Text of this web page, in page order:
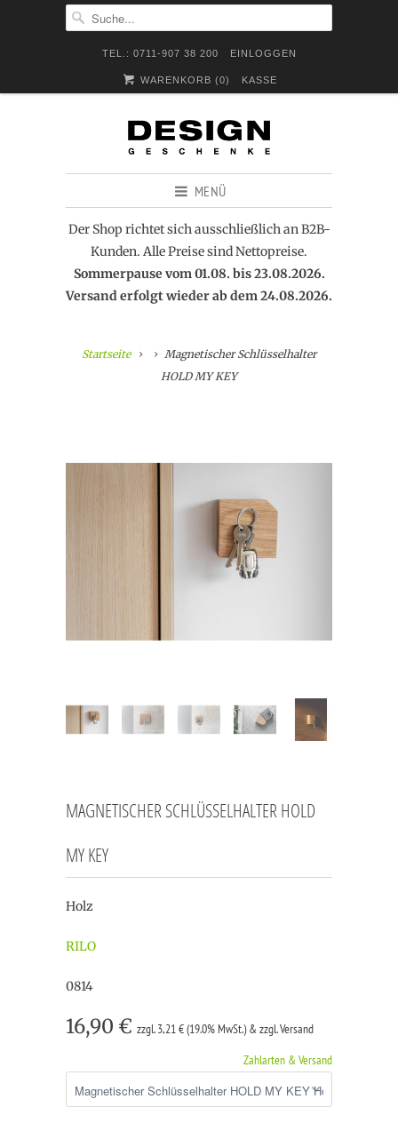
TEL.: 0711-907 38 200 EINLOGGEN
WARENKORB (0) KASSE
MENÜ
Der Shop richtet sich ausschließlich an B2B-
Kunden. Alle Preise sind Nettopreise.
Sommerpause vom 01.08. bis 23.08.2026.
Versand erfolgt wieder ab dem 24.08.2026.
Startseite
Magnetischer Schlüsselhalter
HOLD MY KEY
MAGNETISCHER SCHLÜSSELHALTER HOLD
MY KEY
Holz
RILO
0814
16,90 € zzgl. 3,21 € (19.0% MwSt.) & zzgl. Versand
Zahlarten & Versand